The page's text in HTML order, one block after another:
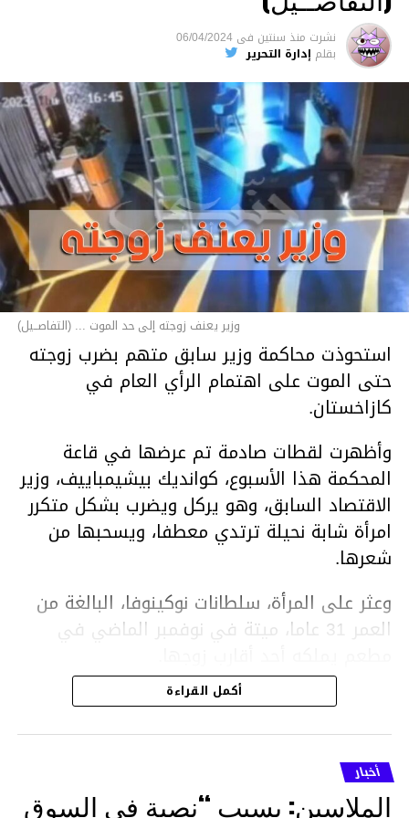
نشرت منذ سنتين فى 06/04/2024
بقلم إدارة التحرير
وزير يعنف زوجته إلى حد الموت ... (التفاصــيل)
استحوذت محاكمة وزير سابق متهم بضرب زوجته
حتى الموت على اهتمام الرأي العام في
كازاخستان.
وأظهرت لقطات صادمة تم عرضها في قاعة
المحكمة هذا الأسبوع، كوانديك بيشيمباييف، وزير
الاقتصاد السابق، وهو يركل ويضرب بشكل متكرر
امرأة شابة نحيلة ترتدي معطفا، ويسحبها من
شعرها.
وعثر على المرأة، سلطانات نوكينوفا، البالغة من
العمر 31 عاما، ميتة في نوفمبر الماضي في
ووفقا لتقرير الطبيب الشرعي، توفيت نوكينوفا
متأثرة بصدمة في الدماغ، وكانت إحدى عظام
أنفها مكسورة وكانت هناك كدمات متعددة على
وجهها ورأسها وذراعيها ويديها.
أكمل القراءة
أخبار
الملاسين: بسبب “نصبة في السوق